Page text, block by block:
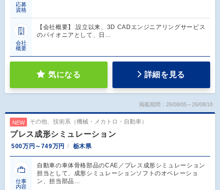
応募
資格
会社
概要
【会社概要】 設立以来、3D CADエンジニアリングサービス
のパイオニアとして、日…
気になる 詳細を見る
掲載期間：26/08/05～26/08/18
NEW その他、技術系（機械・メカトロ・自動車）
プレス成形シミュレーション
500万円～749万円 栃木県
仕事
内容
自動車の車体骨格部品のCAE／プレス成形シミュレーション
担当として、成形シミュレーションソフトのオペレーショ
ン、担当部品…